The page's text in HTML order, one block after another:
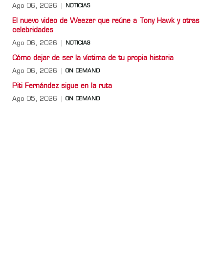
Ago 06, 2026 NOTICIAS
El nuevo video de Weezer que reúne a Tony Hawk y otras
celebridades
Ago 06, 2026 NOTICIAS
Cómo dejar de ser la víctima de tu propia historia
Ago 06, 2026 ON DEMAND
Piti Fernández sigue en la ruta
Ago 05, 2026 ON DEMAND